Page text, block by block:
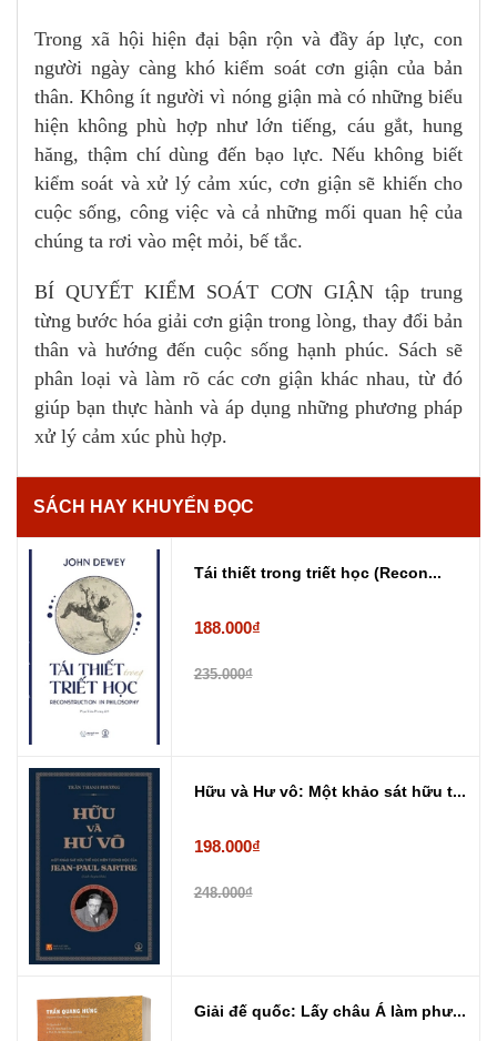
Trong xã hội hiện đại bận rộn và đầy áp lực, con
người ngày càng khó kiểm soát cơn giận của bản
thân. Không ít người vì nóng giận mà có những biểu
hiện không phù hợp như lớn tiếng, cáu gắt, hung
hăng, thậm chí dùng đến bạo lực. Nếu không biết
kiểm soát và xử lý cảm xúc, cơn giận sẽ khiến cho
cuộc sống, công việc và cả những mối quan hệ của
chúng ta rơi vào mệt mỏi, bế tắc.
BÍ QUYẾT KIỂM SOÁT CƠN GIẬN tập trung
từng bước hóa giải cơn giận trong lòng, thay đổi bản
thân và hướng đến cuộc sống hạnh phúc. Sách sẽ
phân loại và làm rõ các cơn giận khác nhau, từ đó
giúp bạn thực hành và áp dụng những phương pháp
xử lý cảm xúc phù hợp.
SÁCH HAY KHUYẾN ĐỌC
Tái thiết trong triết học (Recon...
188.000₫
235.000₫
Hữu và Hư vô: Một khảo sát hữu t...
198.000₫
248.000₫
Giải đế quốc: Lấy châu Á làm phư...